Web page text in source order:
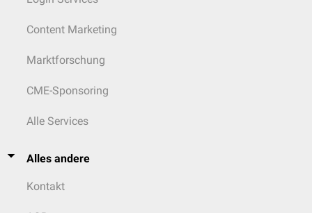
Content Marketing
Marktforschung
CME-Sponsoring
Alle Services
Alles andere
Kontakt